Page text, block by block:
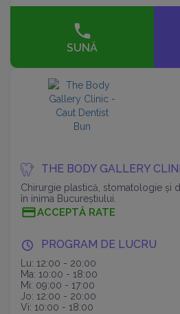
SUNĂ
THE BODY GALLERY
Chirurgie plastică, stomatologie și
în inima Bucureștiului.
ACCEPTĂ RATE
PROGRAM DE LUCRU
Lu: 12:00 - 20:00
Ma: 10:00 - 18:00
Mi: 09:00 - 17:00
Jo: 12:00 - 20:00
Vi: 10:00 - 18:00